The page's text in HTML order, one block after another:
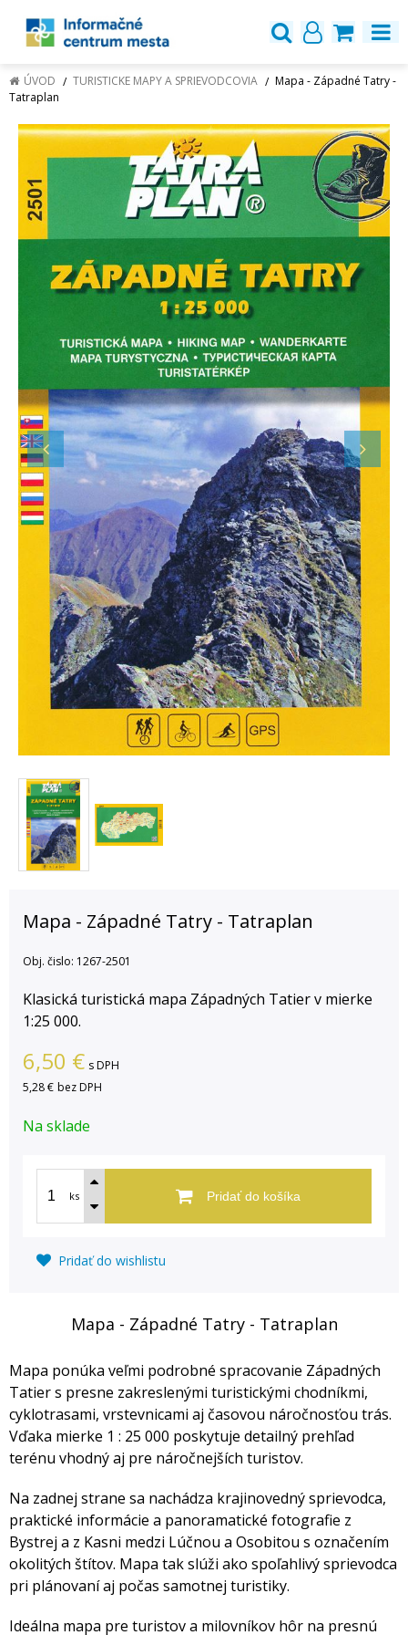
ÚVOD TURISTICKE MAPY A SPRIEVODCOVIA
Mapa - Západné Tatry -
Tatraplan
Mapa - Západné Tatry - Tatraplan
Obj. čislo: 1267-2501
Klasická turistická mapa Západných Tatier v mierke
1:25 000.
6,50 € s DPH
5,28 € bez DPH
Na sklade
ks Pridať do košíka
Pridať do wishlistu
Mapa - Západné Tatry - Tatraplan
Mapa ponúka veľmi podrobné spracovanie Západných
Tatier s presne zakreslenými turistickými chodníkmi,
cyklotrasami, vrstevnicami aj časovou náročnosťou trás.
Vďaka mierke 1 : 25 000 poskytuje detailný prehľad
terénu vhodný aj pre náročnejších turistov.
Na zadnej strane sa nachádza krajinovedný sprievodca,
praktické informácie a panoramatické fotografie z
Bystrej a z Kasni medzi Lúčnou a Osobitou s označením
okolitých štítov. Mapa tak slúži ako spoľahlivý sprievodca
pri plánovaní aj počas samotnej turistiky.
Ideálna mapa pre turistov a milovníkov hôr na presnú